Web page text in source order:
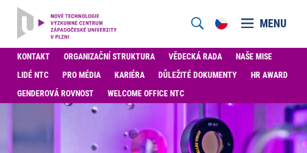
MENU
KONTAKT ORGANIZAČNÍ STRUKTURA VĚDECKÁ RADA
NAŠE MISE
LIDÉ NTC
PRO MÉDIA KARIÉRA DŮLEŽITÉ DOKUMENTY
HR AWARD
GENDEROVÁ ROVNOST
WELCOME OFFICE NTC